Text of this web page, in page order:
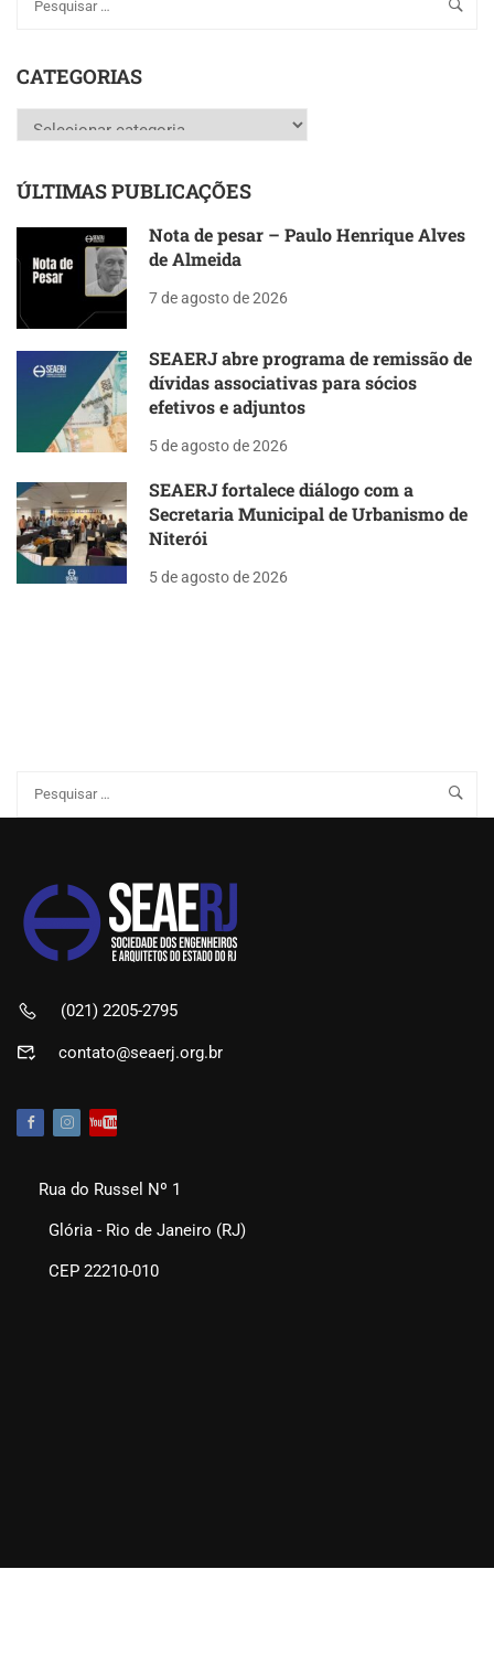
CATEGORIAS
Categorias
ÚLTIMAS PUBLICAÇÕES
Nota de pesar – Paulo Henrique Alves
de Almeida
7 de agosto de 2026
SEAERJ abre programa de remissão de
dívidas associativas para sócios
efetivos e adjuntos
5 de agosto de 2026
SEAERJ fortalece diálogo com a
Secretaria Municipal de Urbanismo de
Niterói
5 de agosto de 2026
(021) 2205-2795
contato@seaerj.org.br
Rua do Russel Nº 1
Glória - Rio de Janeiro (RJ)
CEP 22210-010